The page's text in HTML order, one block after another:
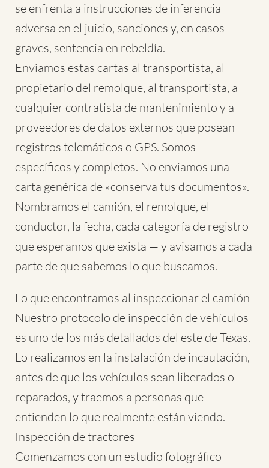
se enfrenta a instrucciones de inferencia
adversa en el juicio, sanciones y, en casos
graves, sentencia en rebeldía.
Enviamos estas cartas al transportista, al
propietario del remolque, al transportista, a
cualquier contratista de mantenimiento y a
proveedores de datos externos que posean
registros telemáticos o GPS. Somos
específicos y completos. No enviamos una
carta genérica de «conserva tus documentos».
Nombramos el camión, el remolque, el
conductor, la fecha, cada categoría de registro
que esperamos que exista — y avisamos a cada
parte de que sabemos lo que buscamos.
Lo que encontramos al inspeccionar el camión
Nuestro protocolo de inspección de vehículos
es uno de los más detallados del este de Texas.
Lo realizamos en la instalación de incautación,
antes de que los vehículos sean liberados o
reparados, y traemos a personas que
entienden lo que realmente están viendo.
Inspección de tractores
Comenzamos con un estudio fotográfico